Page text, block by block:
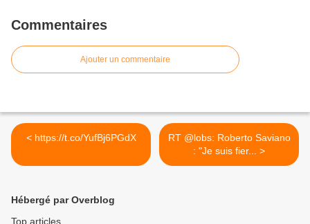
Commentaires
Ajouter un commentaire
< https://t.co/YufBj6PGdX
RT @lobs: Roberto Saviano
: "Je suis fier... >
Hébergé par Overblog
Top articles